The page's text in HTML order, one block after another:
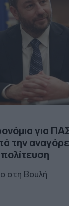
για
την
στη Βουλή